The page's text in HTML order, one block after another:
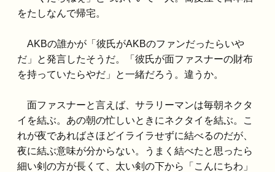
をたしなんで帰宅。
AKBの誰かが「彼氏がAKBのファンだったらいや
だ」と発言したそうだ。「彼氏が面ファスナーの財布
を持っていたらやだ」と一緒だろう。違うか。
面ファスナーと言えば、サラリーマンは毎朝ネクタ
イを結ぶ。あの朝の忙しいときにネクタイを結ぶ。こ
れが夜であればさほどイライラせずに結べるのだが、
夜に結ぶ意味が分からない。うまく結べたと思ったら
細い剣の方が長くて、太い剣の下から「こんにちわ」